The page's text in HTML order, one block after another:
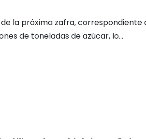
la próxima zafra, correspondiente
de toneladas de azúcar, lo…